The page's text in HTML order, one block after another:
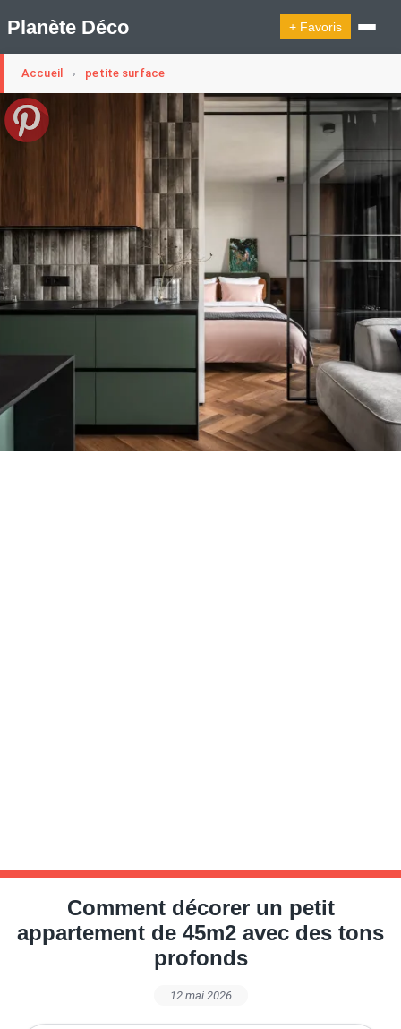
Planète Déco + Favoris
🛍︎ Shop Planète Déco
Cabanes
Decoration Noël
Design Suédois En Quelques Photos
Idées Déco En 10 Photos
La Semaine Décoration Et Design
Maison En Ville
Méli-Mélo Suédois
Publi Reportage
Tendance
Interieurs Scandinaves
La Décoration Selon Votre Signe Astrologique
Loft
Maison Container/container House
Maison D'hôtes
Maison Et Appartement Vintage
On Décode La Déco
Question De Style
Renovation
Revue De Week End
Tiny House
Accueil › petite surface
Comment décorer un petit
appartement de 45m2 avec des tons
profonds
12 mai 2026